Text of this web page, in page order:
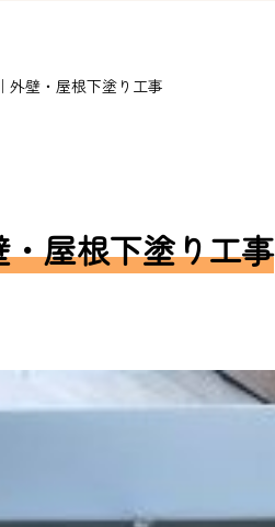
外壁・屋根下塗り工事
屋根下塗り工事